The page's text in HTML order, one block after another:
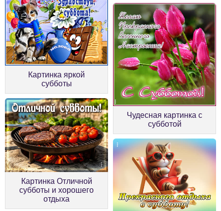
Картинка яркой
субботы
Чудесная картинка с
субботой
Картинка Отличной
субботы и хорошего
отдыха